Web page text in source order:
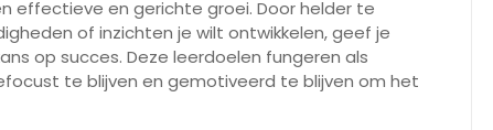
effectieve en gerichte groei. Door helder te
of inzichten je wilt ontwikkelen, geef je
op succes. Deze leerdoelen fungeren als
te blijven en gemotiveerd te blijven om het